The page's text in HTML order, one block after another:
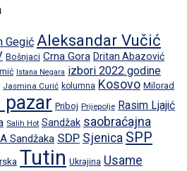
Gegić Aleksandar Vučić
Bošnjaci Crna Gora Dritan Abazović
Istana Negara izbori 2022.godine
Jasmina Curić kolumna Kosovo Milorad
pazar Priboj Prijepolje Rasim Ljajić
Salih Hot Sandžak saobraćajna
Sandžaka SDP Sjenica SPP
Tutin Ukrajina Usame